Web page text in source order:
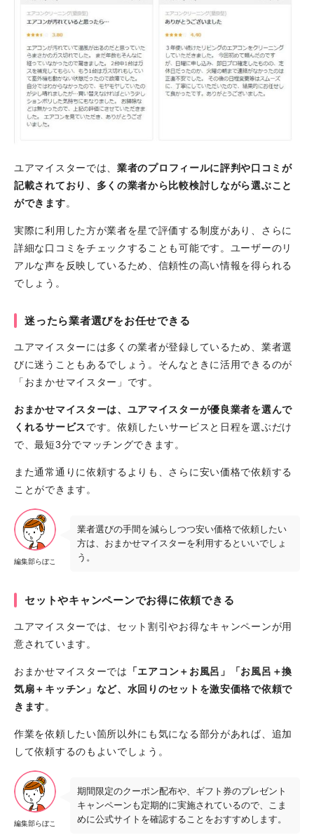
ユアマイスターでは、 業者のプロフィールに評判や口コミが
記載されており、多くの業者から比較検討しながら選ぶこと
ができます。
実際に利用した方が業者を星で評価する制度があり、さらに
詳細な口コミをチェックすることも可能です。ユーザーのリ
アルな声を反映しているため、信頼性の高い情報を得られる
でしょう。
迷ったら業者選びをお任せできる
ユアマイスターには多くの業者が登録しているため、業者選
びに迷うこともあるでしょう。そんなときに活用できるのが
「おまかせマイスター」です。
おまかせマイスターは、ユアマイスターが優良業者を選んで
くれるサービスです。依頼したいサービスと日程を選ぶだけ
で、最短3分でマッチングできます。
また通常通りに依頼するよりも、さらに安い価格で依頼する
ことができます。
編集部らぼこ
業者選びの手間を減らしつつ安い価格で依頼したい
方は、おまかせマイスターを利用するといいでしょ
う。
セットやキャンペーンでお得に依頼できる
ユアマイスターでは、セット割引やお得なキャンペーンが用
意されています。
おまかせマイスターでは
「エアコン＋お風呂」「お風呂＋換
気扇＋キッチン」など、水回りのセットを激安価格で依頼で
きます。
作業を依頼したい箇所以外にも気になる部分があれば、追加
して依頼するのもよいでしょう。
編集部らぼこ
期間限定のクーポン配布や、ギフト券のプレゼント
キャンペーンも定期的に実施されているので、こま
めに公式サイトを確認することをおすすめします。